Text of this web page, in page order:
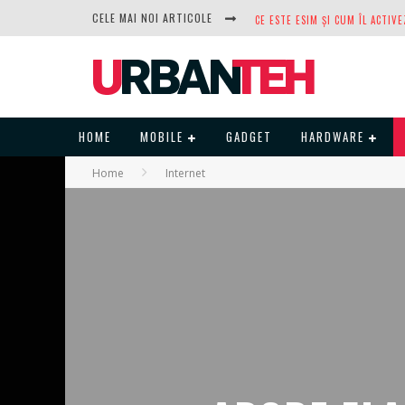
CELE MAI NOI ARTICOLE
DUPĂ ANI DE REFUZURI,
HOME MOBILE GADGET HARDWARE
Home Internet